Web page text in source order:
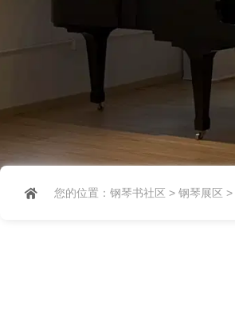
您的位置： 钢琴书社区 > 钢琴展区 >